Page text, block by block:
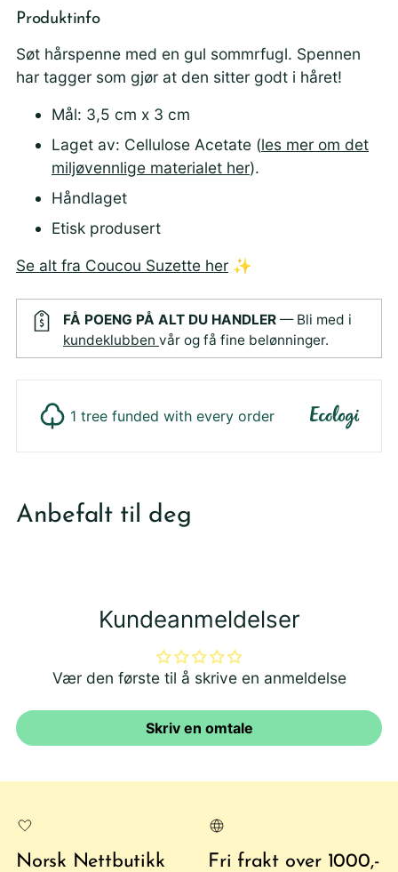
Produktinfo
Søt hårspenne med en gul sommrfugl. Spennen
har tagger som gjør at den sitter godt i håret!
Mål: 3,5 cm x 3 cm
Laget av: Cellulose Acetate (les mer om det
miljøvennlige materialet her).
Håndlaget
Etisk produsert
Se alt fra Coucou Suzette her ✨
FÅ POENG PÅ ALT DU HANDLER — Bli med i
kundeklubben vår og få fine belønninger.
1 tree funded with every order
produktet
iAnbefalt til deg
Kundeanmeldelser
Vær den første til å skrive en anmeldelse
Skriv en omtale
Norsk Nettbutikk
Fri frakt over 1000,-